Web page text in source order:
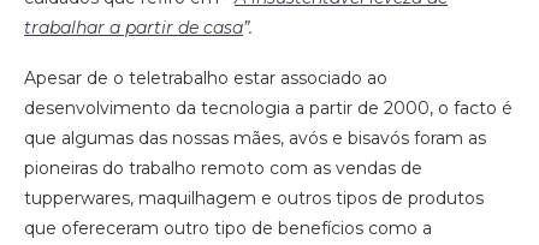
trabalhar a partir de casa”.
Apesar de o teletrabalho estar associado ao
desenvolvimento da tecnologia a partir de 2000, o facto é
que algumas das nossas mães, avós e bisavós foram as
pioneiras do trabalho remoto com as vendas de
tupperwares, maquilhagem e outros tipos de produtos
que ofereceram outro tipo de benefícios como a